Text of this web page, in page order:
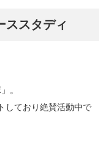
ススタディ
。
しており絶賛活動中で